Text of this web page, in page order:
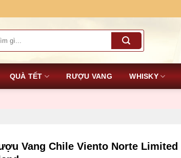
QUÀ TẾT RƯỢU VANG WHISKY
Vang Chile Viento Norte Limited